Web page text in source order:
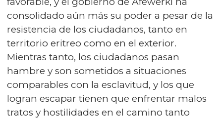
consolidado aún más su poder a pesar de la
resistencia de los ciudadanos, tanto en
territorio eritreo como en el exterior.
Mientras tanto, los ciudadanos pasan
hambre y son sometidos a situaciones
comparables con la esclavitud, y los que
logran escapar tienen que enfrentar malos
tratos y hostilidades en el camino tanto